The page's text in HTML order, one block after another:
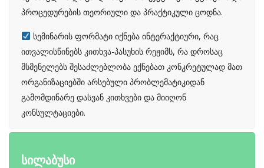
პროცედურების თეორიული და პრაქტიკული ცოდნა.
სემინარის ფორმატი იქნება ინტერაქტიური, რაც
ითვალისწინებს კითხვა-პასუხის რეჟიმს, რა დროსაც
მსმენელებს შესაძლებლობა ექნებათ კონკრეტულად მათ
ორგანიზაციებში არსებული პრობლემატიკიდან
გამომდინარე დასვან კითხვები და მიიღონ
კონსულტაციები.
სილაბუსი